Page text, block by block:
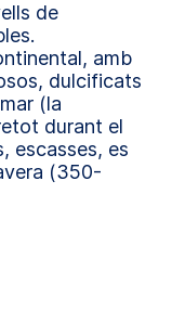
de
amb
dulcificats
(la
durant el
escasses, es
(350-